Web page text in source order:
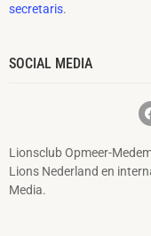
secretaris.
SOCIAL MEDIA
Lionsclub Opmeer-
Lions Nederland en
Media.